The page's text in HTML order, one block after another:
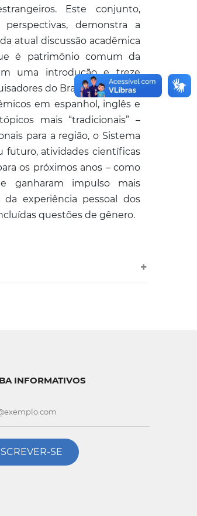
Este conjunto,
demonstra a
atual discussão acadêmica
é patrimônio comum da
uma introdução e treze
do Brasil e de outras
em espanhol, inglês e
mais “tradicionais” –
para a região, o Sistema
futuro, atividades científicas
os próximos anos – como
ganharam impulso mais
experiência pessoal dos
questões de gênero.
INFORMATIVOS
SE